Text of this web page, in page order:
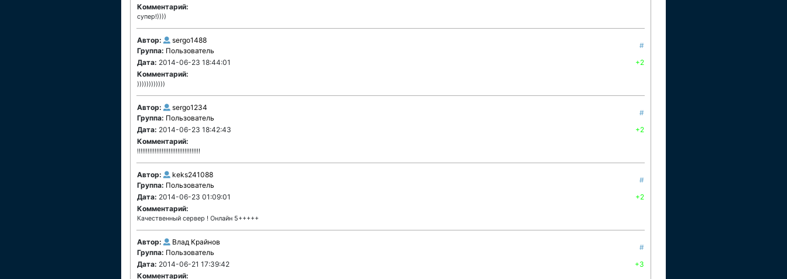
Комментарий:
супер!))))
Автор:
sergo1488
Группа: Пользователь
#
Дата: 2014-06-23 18:44:01
+2
Комментарий:
))))))))))))
Автор:
sergo1234
Группа: Пользователь
#
Дата: 2014-06-23 18:42:43
+2
Комментарий:
!!!!!!!!!!!!!!!!!!!!!!!!!!!!!!!!!!!!
Автор:
keks241088
Группа: Пользователь
#
Дата: 2014-06-23 01:09:01
+2
Комментарий:
Качественный сервер ! Онлайн 5+++++
Автор:
Влад Крайнов
Группа: Пользователь
#
Дата: 2014-06-21 17:39:42
+3
Комментарий: